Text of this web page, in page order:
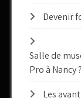
Devenir
Salle de
Pro à Nancy ?
Les